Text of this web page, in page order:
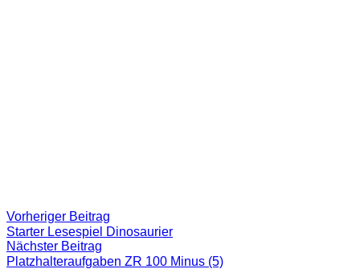
Beitragsnavigation
Vorheriger Beitrag
Beitrag:
Starter Lesespiel Dinosaurier
Nächster Beitrag
Beitrag
Platzhalteraufgaben ZR 100 Minus (5)